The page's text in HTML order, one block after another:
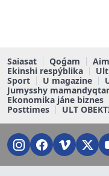
Saiasat Qoǵam
Ekinshi respýblika
Sport
U magazine
Jumysshy
Ekonomika jáne biznes
Posttimes
ULT